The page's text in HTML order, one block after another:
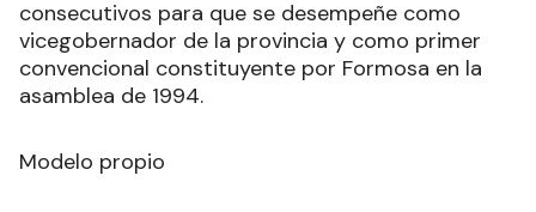
consecutivos para que se desempeñe como
vicegobernador de la provincia y como primer
convencional constituyente por Formosa en la
asamblea de 1994.
Modelo propio